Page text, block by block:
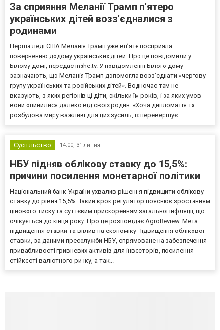
За сприяння Меланії Трамп п'ятеро
українських дітей возз'єдналися з
родинами
Перша леді США Меланія Трамп уже впʼяте посприяла
поверненню додому українських дітей. Про це повідомили у
Білому домі, передає inshe.tv. У повідомленні Білого дому
зазначають, що Меланія Трамп допомогла возз’єднати «чергову
групу українських та російських дітей». Водночас там не
вказують, з яких регіонів ці діти, скільки їм років, і за яких умов
вони опинилися далеко від своїх родин. «Хоча дипломатія та
розбудова миру важливі для цих зусиль, їх перевершує...
Суспільство 14:00, 31 липня
НБУ підняв облікову ставку до 15,5%:
причини посилення монетарної політики
Національний банк України ухвалив рішення підвищити облікову
ставку до рівня 15,5%. Такий крок регулятор пояснює зростанням
цінового тиску та суттєвим прискоренням загальної інфляції, що
очікується до кінця року. Про це розповідає AgroReview. Мета
підвищення ставки та вплив на економіку Підвищення облікової
ставки, за даними пресслужби НБУ, спрямоване на забезпечення
привабливості гривневих активів для інвесторів, посилення
стійкості валютного ринку, а так...